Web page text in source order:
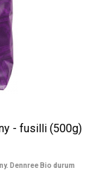
- fusilli (500g)
Dennree Bio durum